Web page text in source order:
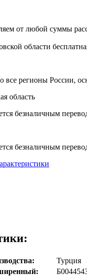
от любой суммы
области
все регионы России,
область
безналичным
безналичным
Турция